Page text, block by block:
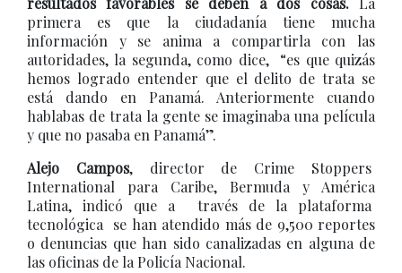
primera es que la ciudadanía tiene mucha
información y se anima a compartirla con las
autoridades, la segunda, como dice, “es que quizás
hemos logrado entender que el delito de trata se
está dando en Panamá. Anteriormente cuando
hablabas de trata la gente se imaginaba una película
y que no pasaba en Panamá”.
Alejo Campos, director de Crime Stoppers
International para Caribe, Bermuda y América
Latina, indicó que a través de la plataforma
tecnológica se han atendido más de 9,500 reportes
o denuncias que han sido canalizadas en alguna de
las oficinas de la Policía Nacional.